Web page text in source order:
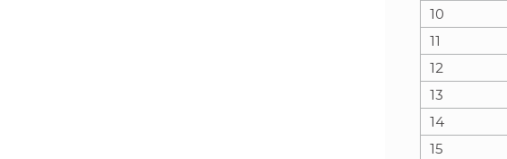
10
11
12
13
14
15